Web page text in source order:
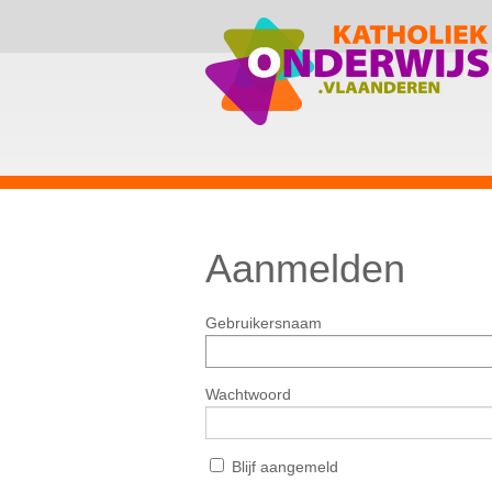
Aanmelden
Gebruikersnaam
Wachtwoord
Blijf aangemeld